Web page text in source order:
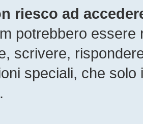
riesco ad
potrebbero
scrivere,
speciali, che solo